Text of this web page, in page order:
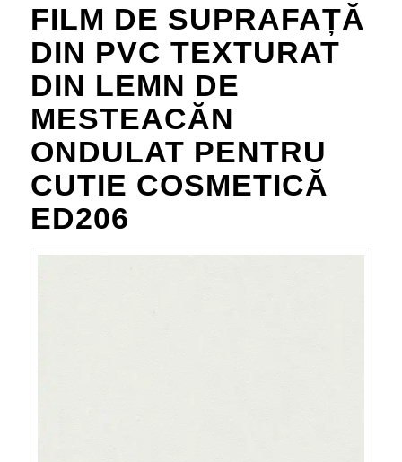
FILM DE SUPRAFAȚĂ
DIN PVC TEXTURAT
DIN LEMN DE
MESTEACĂN
ONDULAT PENTRU
CUTIE COSMETICĂ
ED206